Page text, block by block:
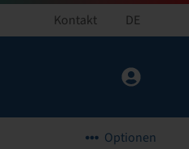
Kontakt DE
Optionen